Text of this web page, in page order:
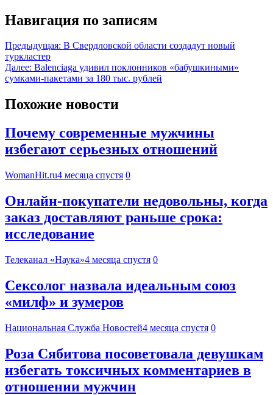
Навигация по записям
Предыдущая: В Свердловской области создадут новый
туркластер
Далее: Balenciaga удивил поклонников «бабушкиными»
сумками-пакетами за 180 тыс. рублей
Похожие новости
Почему современные мужчины
избегают серьезных отношений
WomanHit.ru4 месяца спустя 0
Онлайн-покупатели недовольны, когда
заказ доставляют раньше срока:
исследование
Телеканал «Наука»4 месяца спустя 0
Сексолог назвала идеальным союз
«милф» и зумеров
Национальная Служба Новостей4 месяца спустя 0
Роза Сябитова посоветовала девушкам
избегать токсичных комментариев в
отношении мужчин